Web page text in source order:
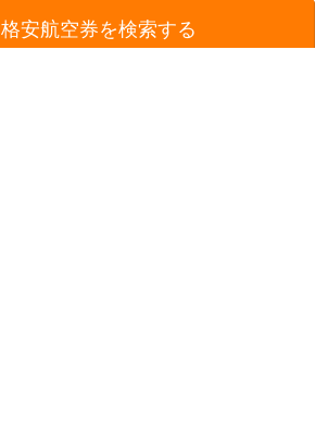
格安航空券を検索する